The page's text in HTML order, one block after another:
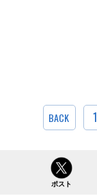
BACK 1
ポスト